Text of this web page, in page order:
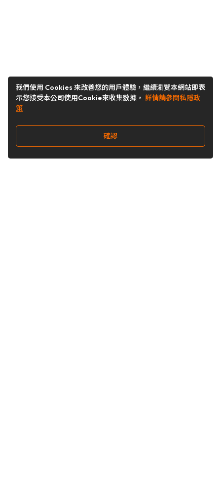
我們使用 Cookies 來改善您的用戶體驗，繼續瀏覽本網站即表
示您接受本公司使用Cookie來收集數據， 詳情請參閱私隱政
策
確認